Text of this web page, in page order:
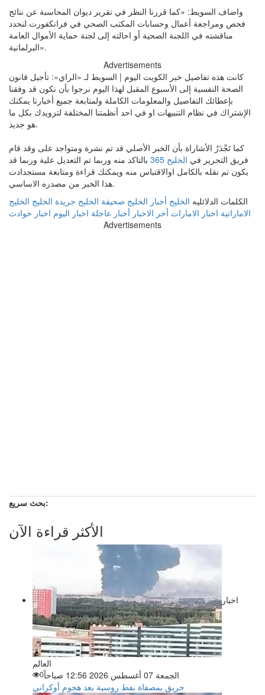
واضاف السويط: «كما قررنا النظر في تقرير ديوان المحاسبة عن نتائج
فحص ومراجعة أعمال وحسابات المكتب الصحي في فرانكفورت لنحدد
مناقشته في اللجنة الصحية أو احالته إلى لجنة حماية الأموال العامة
البرلمانية».
Advertisements
كانت هذه تفاصيل خبر الكويت اليوم | السويط لـ «الراي»: تأجيل قانون
الصحة النفسية إلى الأسبوع المقبل لهذا اليوم نرجوا بأن نكون قد وفقنا
بإعطائك التفاصيل والمعلومات الكاملة ولمتابعة جميع أخبارنا يمكنك
الإشتراك في نظام التنبيهات او في احد أنظمتنا المختلفة لتزويدك بكل ما
هو جديد.
كما تَجْدَرُ الأشاراة بأن الخبر الأصلي قد تم نشرة ومتواجد على وقد قام
فريق التحرير في الخليج 365
بالتاكد منه وربما تم التعديل علية وربما قد
يكون تم نقله بالكامل اوالاقتباس منه ويمكنك قراءة ومتابعة مستجدادت
هذا الخبر من مصدره الاساسي.
الكلمات الدلائليه الخليج أخبار الخليج صحيفة الخليج جريدة الخليج الخليج
الاماراتية اخبار الامارات أخر الاخبار أخبار عاجلة اخبار اليوم اخبار حوادث
Advertisements
بحث سريع:
الأكثر قراءة الآن
اخبار
العالم
الجمعة 07 أغسطس 2026 12:56 صباحاً
0
حريق بمصفاة نفط روسية بعد هجوم أوكراني